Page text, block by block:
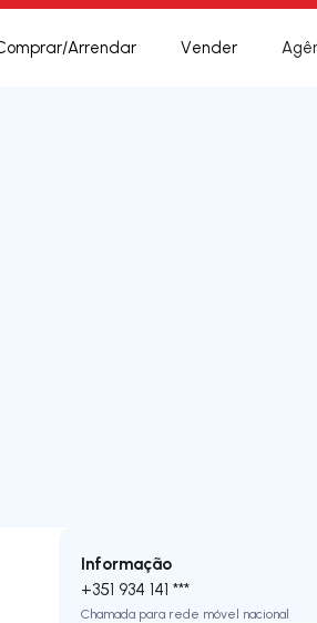
Arrendar Vender
Informação
+351 934 141 ***
Chamada para rede móvel nacional